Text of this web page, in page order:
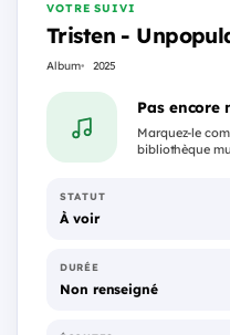
VOTRE SUIVI
Tristen -
Album 2025
Pas encore
Marquez-le
bibliothèque
STATUT
À voir
DURÉE
Non renseigné